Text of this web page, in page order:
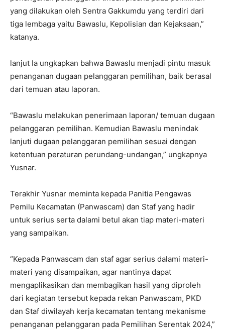
yang dilakukan oleh Sentra Gakkumdu yang terdiri dari
tiga lembaga yaitu Bawaslu, Kepolisian dan Kejaksaan,”
katanya.
lanjut Ia ungkapkan bahwa Bawaslu menjadi pintu masuk
penanganan dugaan pelanggaran pemilihan, baik berasal
dari temuan atau laporan.
“Bawaslu melakukan penerimaan laporan/ temuan dugaan
pelanggaran pemilihan. Kemudian Bawaslu menindak
lanjuti dugaan pelanggaran pemilihan sesuai dengan
ketentuan peraturan perundang-undangan,” ungkapnya
Yusnar.
Terakhir Yusnar meminta kepada Panitia Pengawas
Pemilu Kecamatan (Panwascam) dan Staf yang hadir
untuk serius serta dalami betul akan tiap materi-materi
yang sampaikan.
“Kepada Panwascam dan staf agar serius dalami materi-
materi yang disampaikan, agar nantinya dapat
mengaplikasikan dan membagikan hasil yang diproleh
dari kegiatan tersebut kepada rekan Panwascam, PKD
dan Staf diwilayah kerja kecamatan tentang mekanisme
penanganan pelanggaran pada Pemilihan Serentak 2024,”